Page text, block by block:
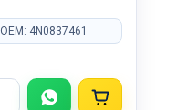
OEM: 4N0837461